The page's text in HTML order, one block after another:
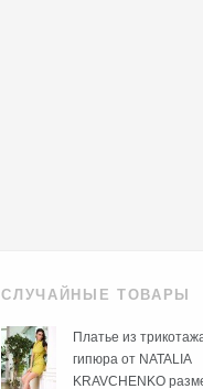
СЛУЧАЙНЫЕ ТОВАРЫ
Платье из
гипюра от NATALIA
KRAVCHENKO